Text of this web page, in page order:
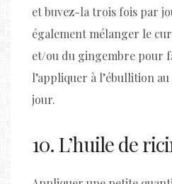
et buvez-la trois fois par
également mélanger le
et/ou du gingembre pour
l’appliquer à l’ébullition
jour.
10. L’huile de